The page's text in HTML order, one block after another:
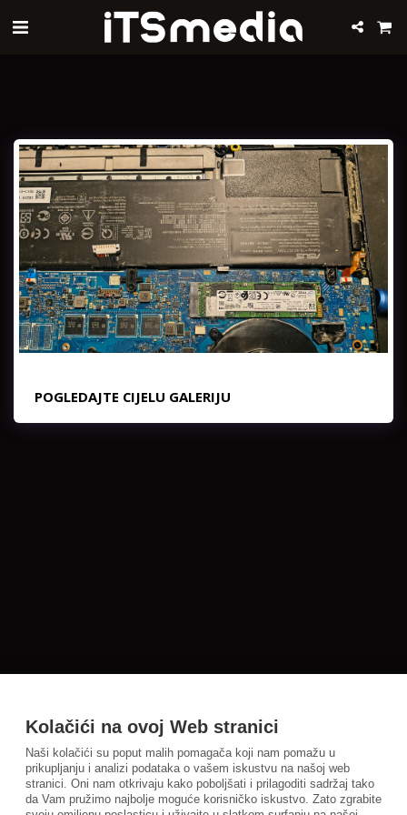
POGLEDAJTE CIJELU GALERIJU
Kolačići na ovoj Web stranici
Naši kolačići su poput malih pomagača koji nam pomažu u
prikupljanju i analizi podataka o vašem iskustvu na našoj web
stranici. Oni nam otkrivaju kako poboljšati i prilagoditi sadržaj tako
da Vam pružimo najbolje moguće korisničko iskustvo. Zato zgrabite